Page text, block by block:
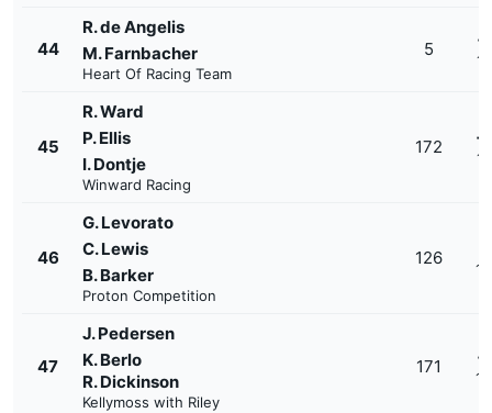
44
R. de Angelis
M. Farnbacher
Heart Of Racing Team
5
45
R. Ward
P. Ellis
I. Dontje
Winward Racing
172
46
G. Levorato
C. Lewis
B. Barker
Proton Competition
126
47
J. Pedersen
K. Berlo
R. Dickinson
Kellymoss with Riley
171